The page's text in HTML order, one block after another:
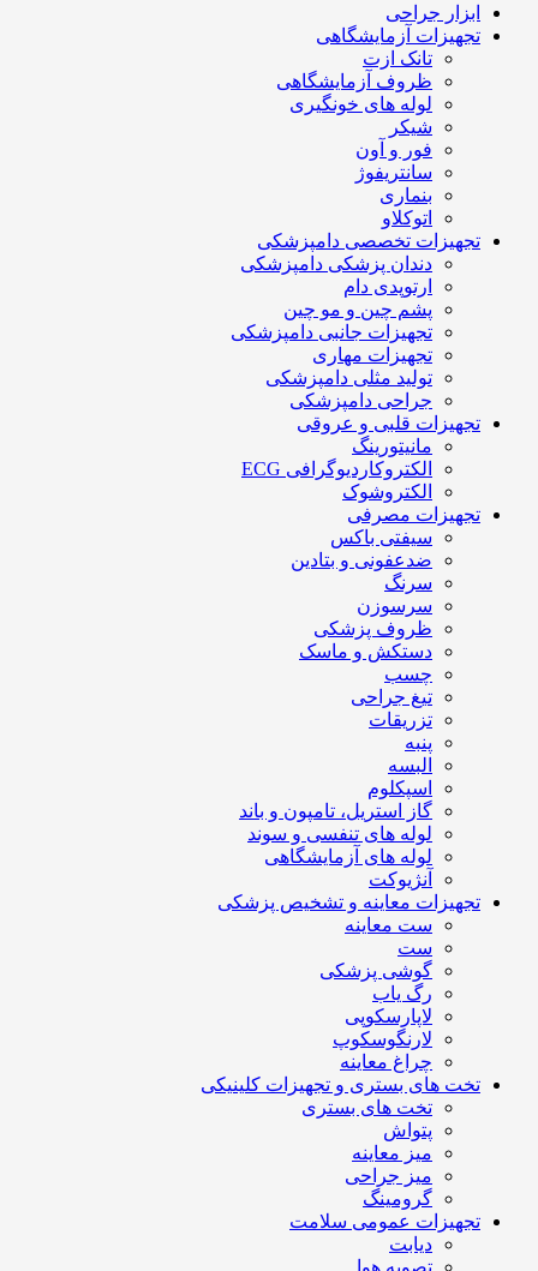
ابزار جراحی
تجهیزات آزمایشگاهی
تانک ازت
ظروف آزمایشگاهی
لوله های خونگیری
شیکر
فور و آون
سانتریفوژ
بنماری
اتوکلاو
تجهیزات تخصصی دامپزشکی
دندان پزشکی دامپزشکی
ارتوپدی دام
پشم چین و مو چین
تجهیزات جانبی دامپزشکی
تجهیزات مهاری
تولید مثلی دامپزشکی
جراحی دامپزشکی
تجهیزات قلبی و عروقی
مانیتورینگ
الکتروکاردیوگرافی ECG
الکتروشوک
تجهیزات مصرفی
سیفتی باکس
ضدعفونی و بتادین
سرنگ
سرسوزن
ظروف پزشکی
دستکش و ماسک
چسب
تیغ جراحی
تزریقات
پنبه
البسه
اسپکلوم
گاز استریل، تامپون و باند
لوله های تنفسی و سوند
لوله های آزمایشگاهی
آنژیوکت
تجهیزات معاینه و تشخیص پزشکی
ست معاینه
ست
گوشی پزشکی
رگ یاب
لاپارسکوپی
لارنگوسکوپ
چراغ معاینه
تخت های بستری و تجهیزات کلینیکی
تخت های بستری
پتواش
میز معاینه
میز جراحی
گرومینگ
تجهیزات عمومی سلامت
دیابت
تصویه هوا